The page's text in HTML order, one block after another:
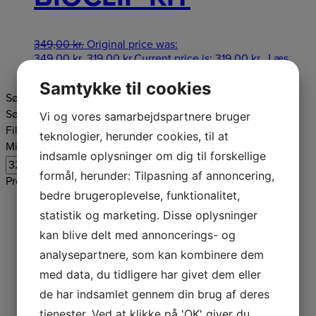
349,00kr. Original price was:
349,00 kr..319,00kr.Current price is: 319,00 kr.. Læs
Søg produkter
Søg efter:
Søg
Filtrer efter pris
Mindste pris
Filter
Produktkategorier
Robotplæneklipper
Plæneklipper
Traktor, Rider og Zero Turn
Batterimaskiner
Kædesave
Hækkeklippere
Trimmere og Buskryddere
Samtykke til cookies
Vi og vores samarbejdspartnere bruger
teknologier, herunder cookies, til at
indsamle oplysninger om dig til forskellige
formål, herunder: Tilpasning af annoncering,
bedre brugeroplevelse, funktionalitet,
statistik og marketing. Disse oplysninger
kan blive delt med annoncerings- og
analysepartnere, som kan kombinere dem
med data, du tidligere har givet dem eller
de har indsamlet gennem din brug af deres